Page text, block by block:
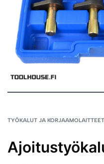
TYÖKALUT JA KORJAAMOLAITTEET